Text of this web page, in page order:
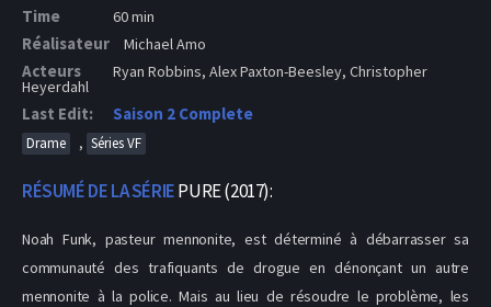
Time 60 min
Réalisateur Michael Amo
Acteurs Ryan Robbins, Alex Paxton-Beesley, Christopher
Heyerdahl
Last Edit: Saison 2 Complete
Drame , Séries VF
RÉSUMÉ DE LA SÉRIEPURE (2017):
Noah Funk, pasteur mennonite, est déterminé à débarrasser sa
communauté des trafiquants de drogue en dénonçant un autre
mennonite à la police. Mais au lieu de résoudre le problème, les